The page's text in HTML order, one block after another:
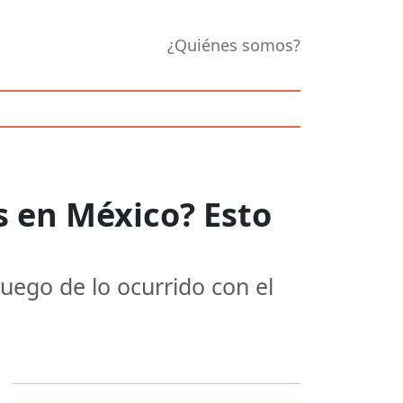
¿Quiénes somos?
México? Esto
de lo ocurrido con el